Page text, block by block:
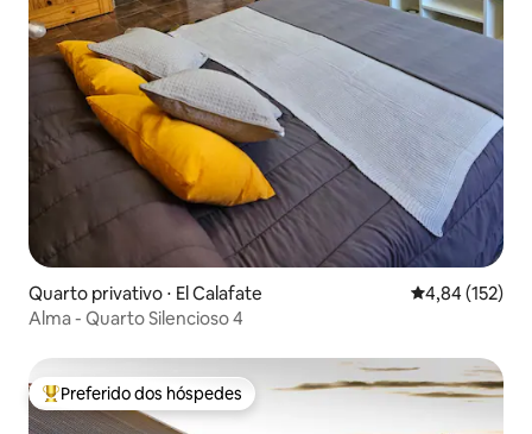
Quarto privativo ⋅ El Calafate 4,84 de uma
4,84 (152)
Alma - Quarto Silencioso 4
Entre os melhores preferidos dos hóspedes
Preferido dos hóspedes